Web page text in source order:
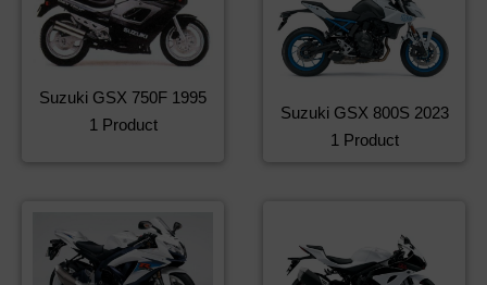
Suzuki GSX 750F 1995
1 Product
Suzuki GSX 800S 2023
1 Product